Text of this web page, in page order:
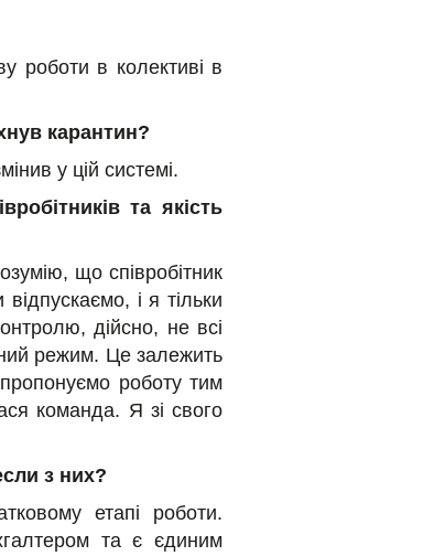
роботи в колективі в
карантин?
у цій системі.
та якість
що співробітник
і я тільки
дійсно, не всі
режим. Це залежить
роботу тим
команда. Я зі свого
з них?
етапі роботи.
та є єдиним